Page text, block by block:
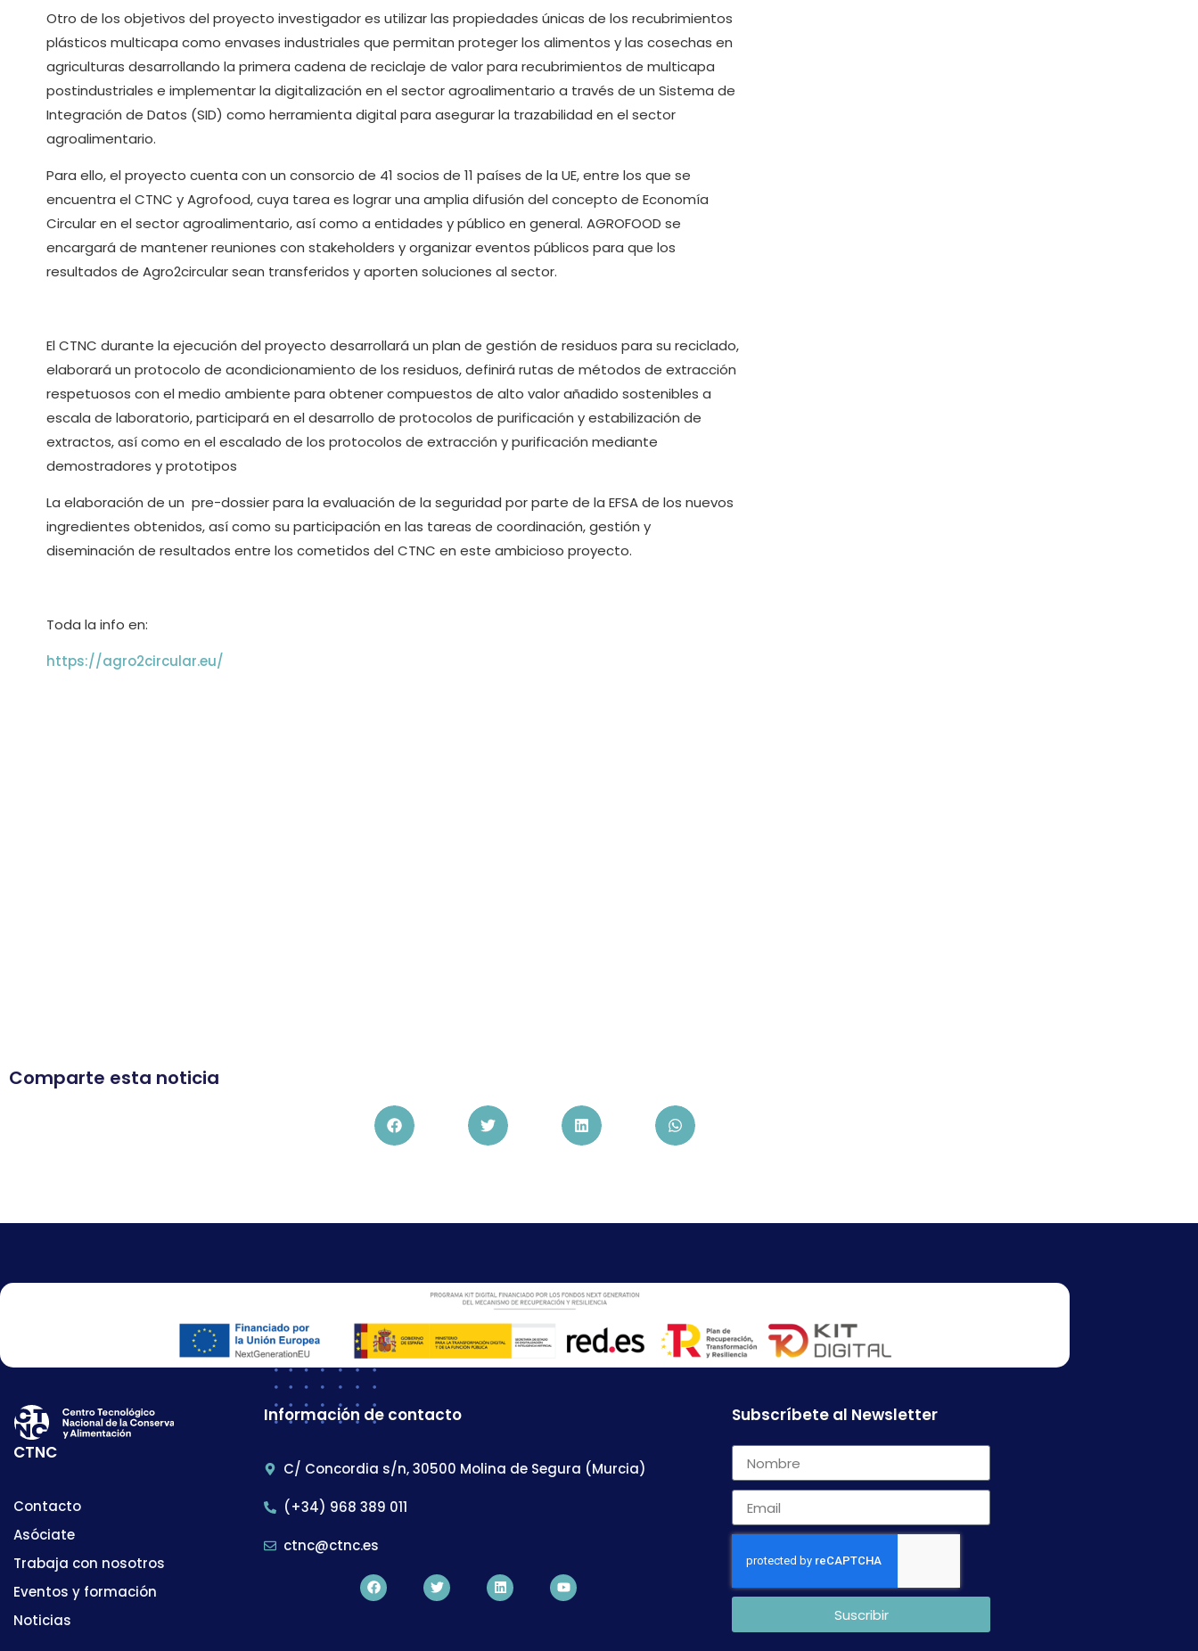
Otro de los objetivos del proyecto investigador es utilizar las propiedades únicas de los recubrimientos
plásticos multicapa como envases industriales que permitan proteger los alimentos y las cosechas en
agriculturas desarrollando la primera cadena de reciclaje de valor para recubrimientos de multicapa
postindustriales e implementar la digitalización en el sector agroalimentario a través de un Sistema de
Integración de Datos (SID) como herramienta digital para asegurar la trazabilidad en el sector
agroalimentario.
Para ello, el proyecto cuenta con un consorcio de 41 socios de 11 países de la UE, entre los que se
encuentra el CTNC y Agrofood, cuya tarea es lograr una amplia difusión del concepto de Economía
Circular en el sector agroalimentario, así como a entidades y público en general. AGROFOOD se
encargará de mantener reuniones con stakeholders y organizar eventos públicos para que los
resultados de Agro2circular sean transferidos y aporten soluciones al sector.
El CTNC durante la ejecución del proyecto desarrollará un plan de gestión de residuos para su reciclado,
elaborará un protocolo de acondicionamiento de los residuos, definirá rutas de métodos de extracción
respetuosos con el medio ambiente para obtener compuestos de alto valor añadido sostenibles a
escala de laboratorio, participará en el desarrollo de protocolos de purificación y estabilización de
extractos, así como en el escalado de los protocolos de extracción y purificación mediante
demostradores y prototipos
La elaboración de un pre-dossier para la evaluación de la seguridad por parte de la EFSA de los nuevos
ingredientes obtenidos, así como su participación en las tareas de coordinación, gestión y
diseminación de resultados entre los cometidos del CTNC en este ambicioso proyecto.
Toda la info en:
https://agro2circular.eu/
Comparte esta noticia
CTNC
Contacto
Asóciate
Trabaja con nosotros
Eventos y formación
Noticias
Información de contacto
C/ Concordia s/n, 30500 Molina de Segura (Murcia)
(+34) 968 389 011
ctnc@ctnc.es
Subscríbete al Newsletter
Suscribir